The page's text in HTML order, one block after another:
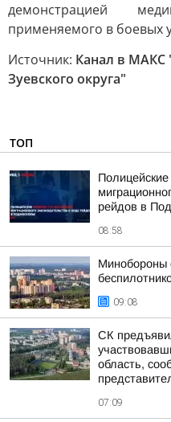
демонстрацией
применяемого в боевых
Источник: Канал в МАКС
Зуевского округа"
ТОП
рейдов в
08:58
Минобороны
09:08
СК
область,
07:09